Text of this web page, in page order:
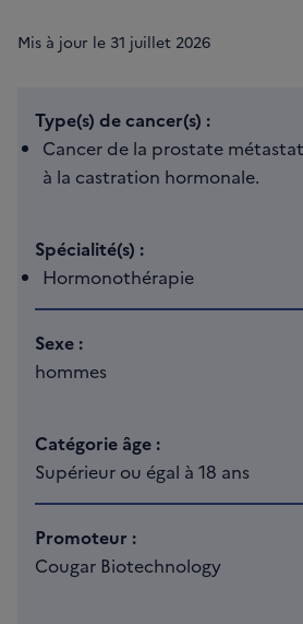
Mis à jour le 31 juillet 2026
Type(s) de cancer(s) :
Cancer de la prostate
à la castration hormonale.
Spécialité(s) :
Hormonothérapie
Sexe :
hommes
Catégorie âge :
Supérieur ou égal à 18 ans
Promoteur :
Cougar Biotechnology